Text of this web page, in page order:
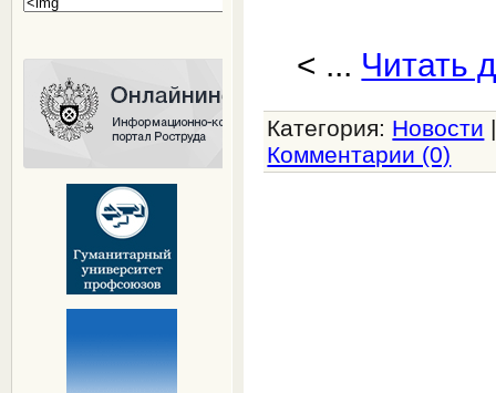
< ... Читать
Категория: Новости
Комментарии (0)